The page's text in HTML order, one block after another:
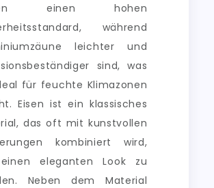
einen hohen
während
leichter und
sind, was
für feuchte Klimazonen
Eisen ist ein klassisches
das oft mit kunstvollen
kombiniert wird,
eleganten Look zu
Neben dem Material